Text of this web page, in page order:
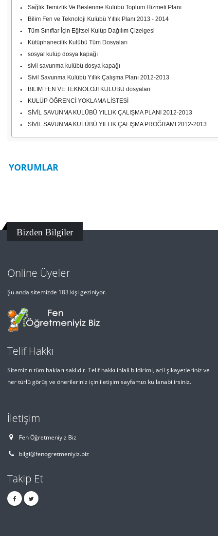
Sağlık Temizlik Ve Beslenme Kulübü Toplum Hizmeti Planı
Bilim Fen ve Teknoloji Kulübü Yıllık Planı 2013 - 2014
Tüm Sınıflar İçin Eğitsel Kulüp Dağılım Çizelgesi
Kütüphanecilik Kulübü Tüm Dosyaları
sosyal kulüp dosya kapağı
sivil savunma kulübü dosya kapağı
Sivil Savunma Kulübü Yıllık Çalışma Planı 2012-2013
BİLİM FEN VE TEKNOLOJİ KULÜBÜ dosyaları
KULÜP ÖĞRENCİ YOKLAMA LİSTESİ
SİVİL SAVUNMA KULÜBÜ YILLIK ÇALIŞMA PLANI 2012-2013
SİVİL SAVUNMA KULÜBÜ YILLIK ÇALIŞMA PROĞRAMI 2012-2013
YORUMLAR
Bizden Bilgiler
Online Üyeler
Şu anda sitemizde 183 kişi geziniyor.
Telif Hakkı
Sitemizin tüm hakları saklıdır. Telif hakkı ihlali bildirimi, acil şikayetleriniz ve
her türlü görüş ve önerileriniz için iletişim sayfamızı kullanabilirsiniz.
İletişim
Fen Öğretmeniyiz Biz
bilgi@fenogretmeniyiz.biz
Takip Et